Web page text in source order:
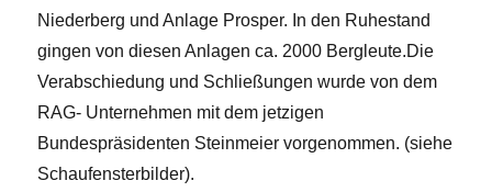
Niederberg und Anlage Prosper. In den Ruhestand
gingen von diesen Anlagen ca. 2000 Bergleute.Die
Verabschiedung und Schließungen wurde von dem
RAG- Unternehmen mit dem jetzigen
Bundespräsidenten Steinmeier vorgenommen. (siehe
Schaufensterbilder).